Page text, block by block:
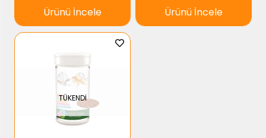
Ürünü İncele Ürünü İncele
TÜKENDI